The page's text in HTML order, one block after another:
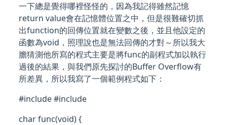
一下總是覺得哪裡怪怪的，因為我記得雖然記憶
return value會在記憶體位置之中，但是很難確切抓
出function的回傳位置就在變數之後，並且他設定的
函數為void，照理說也是無法回傳的才對～所以我大
膽猜測他所寫的程式主要是將func的副程式加以執行
過後的結果，與我們原先探討的Buffer Overflow有
所差異，所以我寫了一個範例程式如下：
#include #include
char func(void) {